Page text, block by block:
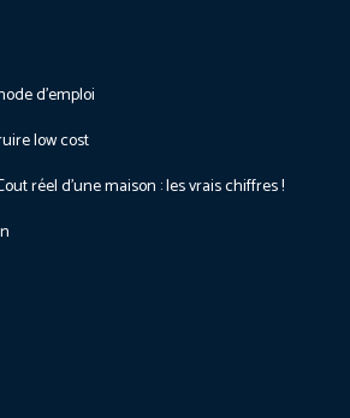
d’emploi
low cost
réel d’une maison : les vrais chiffres !